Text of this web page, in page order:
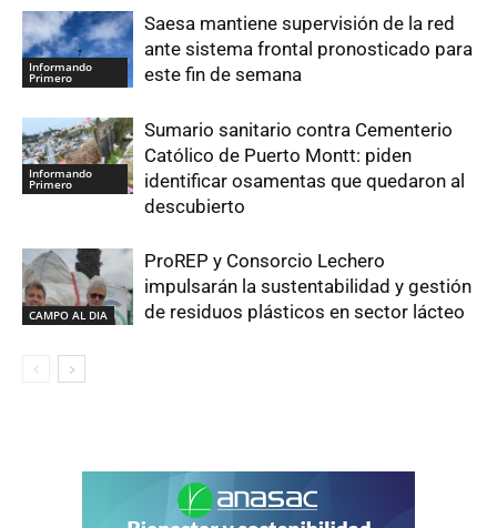
Informando
Primero
Saesa mantiene supervisión de la red
ante sistema frontal pronosticado para
este fin de semana
Informando
Primero
Sumario sanitario contra Cementerio
Católico de Puerto Montt: piden
identificar osamentas que quedaron al
descubierto
CAMPO AL DIA
ProREP y Consorcio Lechero
impulsarán la sustentabilidad y gestión
de residuos plásticos en sector lácteo